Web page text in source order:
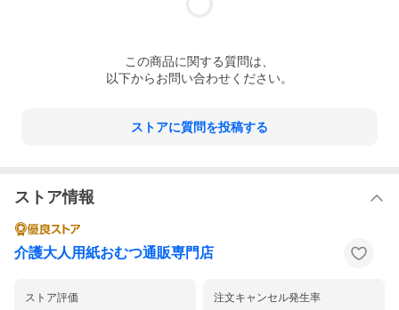
この商品に関する質問は、
以下からお問い合わせください。
ストアに質問を投稿する
ストア情報
介護大人用紙おむつ通販専門店
ストア評価 注文キャンセル発生率